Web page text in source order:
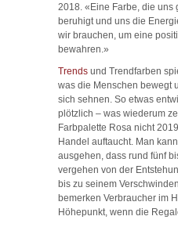
2018. «Eine Farbe, die uns
beruhigt und uns die
wir brauchen, um eine
bewahren.»
Trends und Trendfarben
was die Menschen bewegt
sich sehnen. So etwas
plötzlich – was wiederum
Farbpalette Rosa nicht
Handel auftaucht. Man
ausgehen, dass rund fünf
vergehen von der
bis zu seinem
bemerken Verbraucher im
Höhepunkt, wenn die